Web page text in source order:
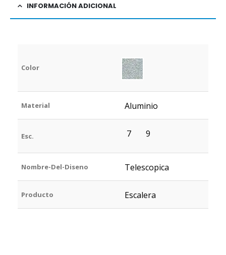
INFORMACIÓN ADICIONAL
Color
Material Aluminio
Esc. 7 9
Nombre-Del-Diseno Telescopica
Producto Escalera